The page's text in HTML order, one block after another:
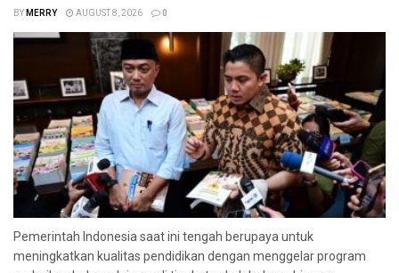
BYMERRY AUGUST 8, 2026 0
Pemerintah Indonesia saat ini tengah berupaya untuk
meningkatkan kualitas pendidikan dengan menggelar program